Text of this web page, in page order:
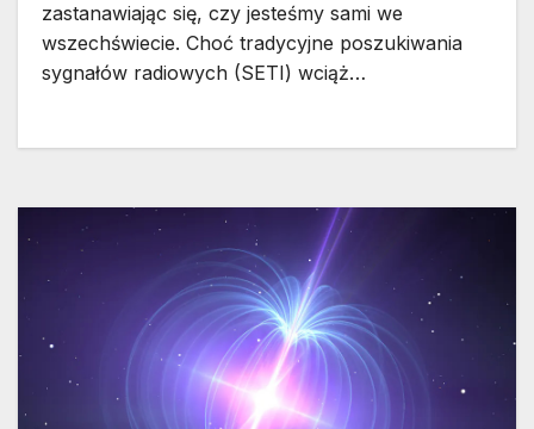
zastanawiając się, czy jesteśmy sami we
wszechświecie. Choć tradycyjne poszukiwania
sygnałów radiowych (SETI) wciąż…